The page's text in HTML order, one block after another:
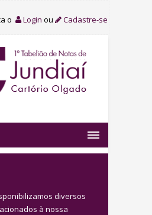
o Login ou Cadastre-se
diversos
à nossa